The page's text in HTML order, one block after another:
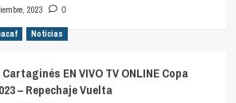
2023 0
Noticias
EN VIVO TV ONLINE Copa
– Repechaje Vuelta